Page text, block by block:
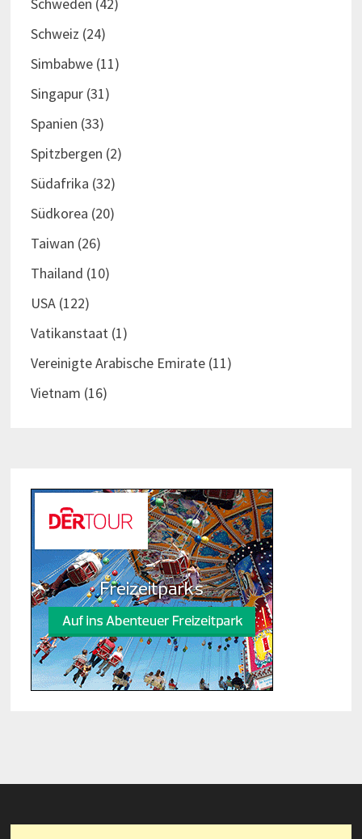
Schweiz (24)
Simbabwe(11)
Singapur(31)
Spanien (33)
Spitzbergen (2)
Südafrika (32)
Südkorea (20)
Taiwan (26)
Thailand (10)
USA(122)
Vatikanstaat (1)
Vereinigte Arabische Emirate(11)
Vietnam (16)